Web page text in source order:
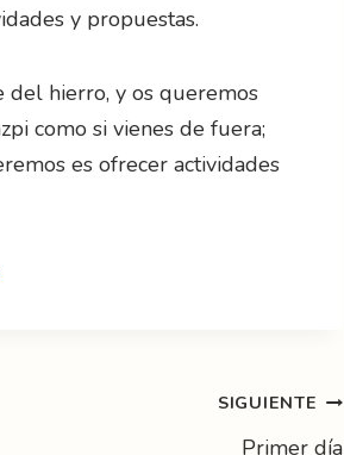
y propuestas.
del hierro, y os queremos
como si vienes de fuera;
es ofrecer actividades
SIGUIENTE
Primer día